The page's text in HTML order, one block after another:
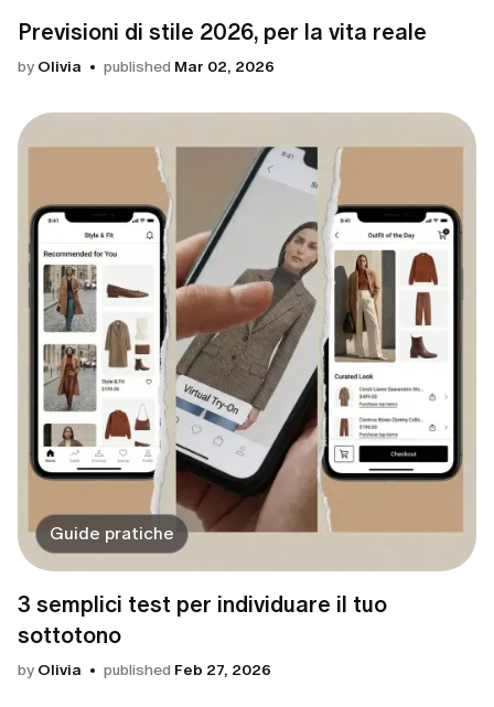
Previsioni di stile 2026, per la vita reale
by Olivia published Mar 02, 2026
Guide pratiche
3 semplici test per individuare il tuo
sottotono
by Olivia published Feb 27, 2026